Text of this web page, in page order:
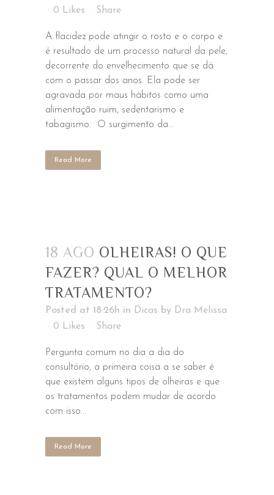
0 Likes Share
A flacidez pode atingir o rosto e o corpo e
é resultado de um processo natural da pele,
decorrente do envelhecimento que se dá
com o passar dos anos. Ela pode ser
agravada por maus hábitos como uma
alimentação ruim, sedentarismo e
tabagismo.⁠ ⁠ O surgimento da...
Read More
18 AGO OLHEIRAS! O QUE
FAZER? QUAL O MELHOR
TRATAMENTO?⁠ ⁠
Posted at 18:26h in Dicas by Dra Melissa
0 Likes Share
Pergunta comum no dia a dia do
consultório, a primeira coisa a se saber é
que existem alguns tipos de olheiras e que
os tratamentos podem mudar de acordo
com isso...
Read More